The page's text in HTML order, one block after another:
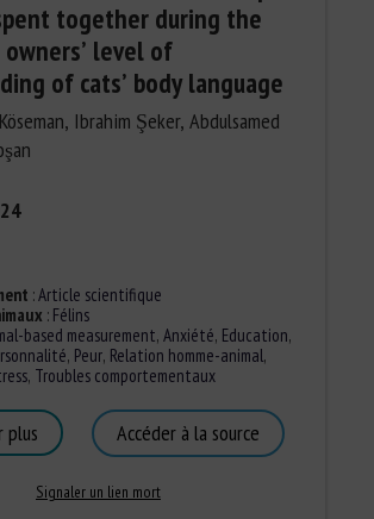
together during the
level of
of cats’ body language
Ibrahim Şeker, Abdulsamed
:Article scientifique
: Félins
based measurement, Anxiété, Education,
, Peur, Relation homme-animal,
, Troubles comportementaux
plus Accéder à la source
Signaler un lien mort